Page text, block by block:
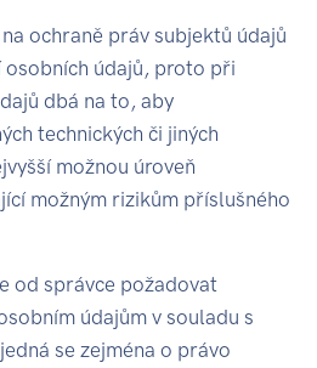
ochraně práv subjektů údajů
osobních údajů, proto při
dbá na to, aby
technických či jiných
možnou úroveň
možným rizikům příslušného
od správce požadovat
údajům v souladu s
se zejména o právo